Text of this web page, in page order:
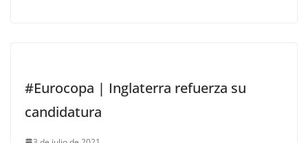
#Eurocopa | Inglaterra refuerza su
candidatura